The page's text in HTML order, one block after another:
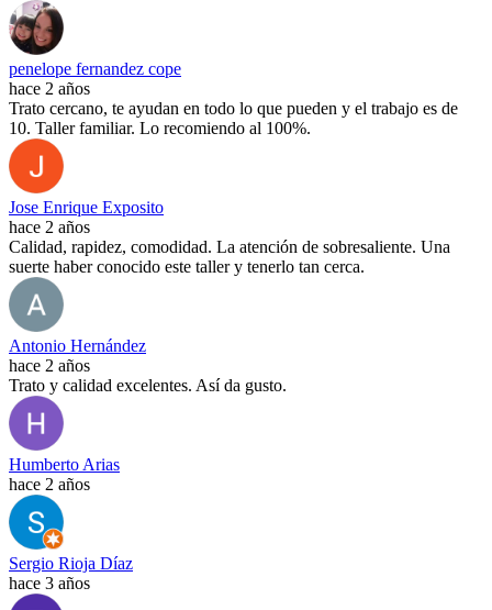
penelope fernandez cope
hace 2 años
Trato cercano, te ayudan en todo lo que pueden y el trabajo es de
10. Taller familiar. Lo recomiendo al 100%.
Jose Enrique Exposito
hace 2 años
Calidad, rapidez, comodidad. La atención de sobresaliente. Una
suerte haber conocido este taller y tenerlo tan cerca.
Antonio Hernández
hace 2 años
Trato y calidad excelentes. Así da gusto.
Humberto Arias
hace 2 años
Sergio Rioja Díaz
hace 3 años